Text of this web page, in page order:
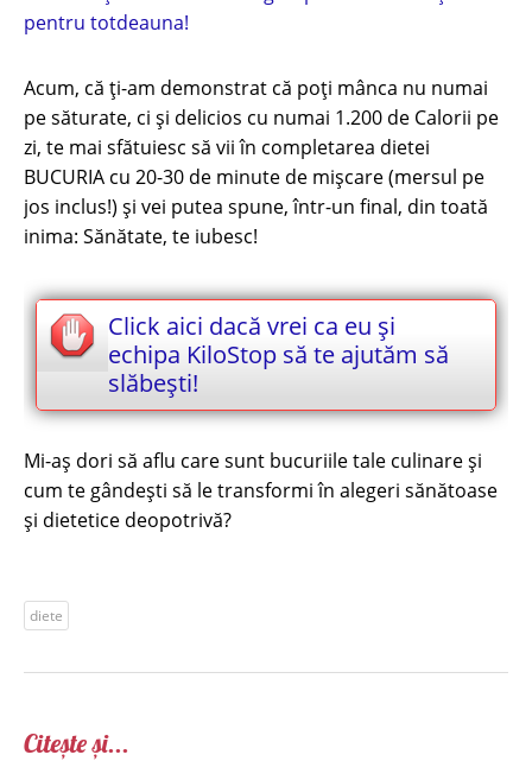
pentru totdeauna!
Acum, că ți-am demonstrat că poți mânca nu numai
pe săturate, ci și delicios cu numai 1.200 de Calorii pe
zi, te mai sfătuiesc să vii în completarea dietei
BUCURIA cu 20-30 de minute de mișcare (mersul pe
jos inclus!) și vei putea spune, într-un final, din toată
inima: Sănătate, te iubesc!
Click aici dacă vrei ca eu și
echipa KiloStop să te ajutăm să
slăbești!
Mi-aș dori să aflu care sunt bucuriile tale culinare și
cum te gândeşti să le transformi în alegeri sănătoase
și dietetice deopotrivă?
diete
Citește și...